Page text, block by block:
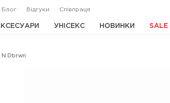
Блог Відгуки Співпраця
УНІСЕКС НОВИНКИ SALE
N Dbrwn